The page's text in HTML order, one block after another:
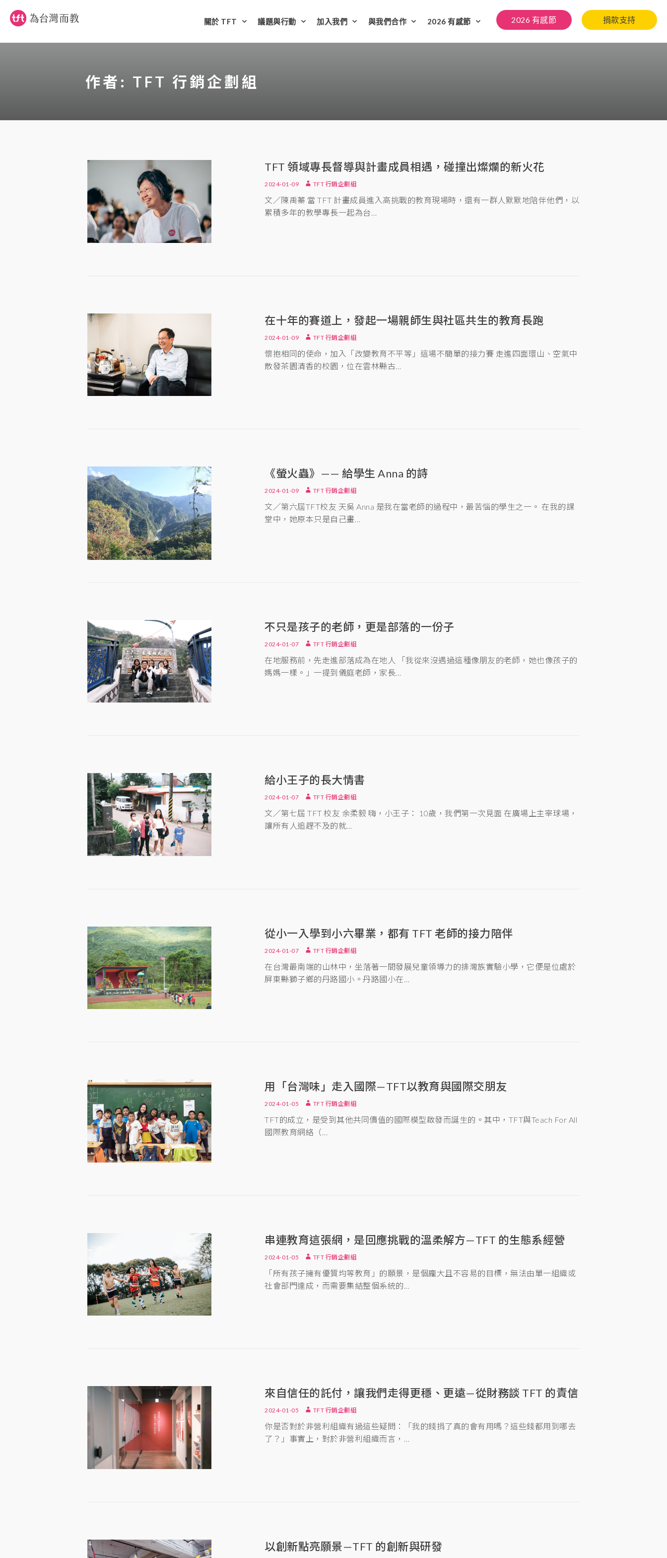
關於 TFT 議題與行動 加入我們 與我們合作 2026 有感節 2026 有感節 捐款支持
作者: TFT 行銷企劃組
TFT 領域專長督導與計畫成員相遇，碰撞出燦爛的新火花
2024-01-09 TFT 行銷企劃組
文／陳禹蓁 當 TFT 計畫成員進入高挑戰的教育現場時，還有一群人默默地陪伴他們，以
累積多年的教學專長一起為台…
在十年的賽道上，發起一場親師生與社區共生的教育長跑
2024-01-09 TFT 行銷企劃組
懷抱相同的使命，加入「改變教育不平等」這場不簡單的接力賽 走進四面環山、空氣中
散發茶園清香的校園，位在雲林縣古…
《螢火蟲》—— 給學生 Anna 的詩
2024-01-09 TFT 行銷企劃組
文／第六屆TFT校友 天吳 Anna 是我在當老師的過程中，最苦惱的學生之一。 在我的課
堂中，她原本只是自己畫…
不只是孩子的老師，更是部落的一份子
2024-01-07 TFT 行銷企劃組
在地服務前，先走進部落成為在地人 「我從來沒遇過這種像朋友的老師，她也像孩子的
媽媽一樣。」一提到儀庭老師，家長…
給小王子的長大情書
2024-01-07 TFT 行銷企劃組
文／第七屆 TFT 校友 余柔毅 嗨，小王子： 10歲，我們第一次見面 在廣場上主宰球場，
讓所有人追趕不及的就…
從小一入學到小六畢業，都有 TFT 老師的接力陪伴
2024-01-07 TFT 行銷企劃組
在台灣最南端的山林中，坐落著一間發展兒童領導力的排灣族實驗小學，它便是位處於
屏東縣獅子鄉的丹路國小。丹路國小在…
用「台灣味」走入國際—TFT以教育與國際交朋友
2024-01-05 TFT 行銷企劃組
TFT的成立，是受到其他共同價值的國際模型啟發而誕生的。其中，TFT與Teach For All
國際教育網絡（…
串連教育這張網，是回應挑戰的溫柔解方—TFT 的生態系經營
2024-01-05 TFT 行銷企劃組
「所有孩子擁有優質均等教育」的願景，是個龐大且不容易的目標，無法由單一組織或
社會部門達成，而需要集結整個系統的…
來自信任的託付，讓我們走得更穩、更遠—從財務談 TFT 的責信
2024-01-05 TFT 行銷企劃組
你是否對於非營利組織有過這些疑問：「我的錢捐了真的會有用嗎？這些錢都用到哪去
了？」事實上，對於非營利組織而言，…
以創新點亮願景—TFT 的創新與研發